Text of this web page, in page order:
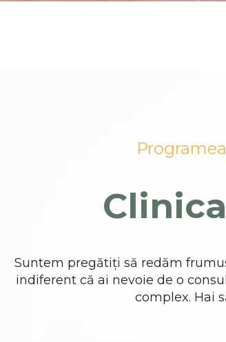
Suntem pregătiți să redăm
indiferent că ai nevoie de o
complex. Hai